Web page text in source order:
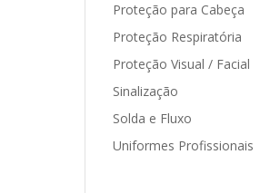
Proteção para Cabeça
Proteção Respiratória
Proteção Visual / Facial
Sinalização
Solda e Fluxo
Uniformes Profissionais